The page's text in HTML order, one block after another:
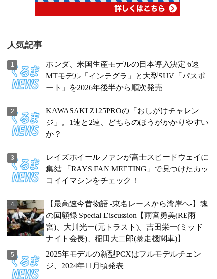
人気記事
ホンダ、米国生産モデルの日本導入決定 6速
MTモデル「インテグラ」と大型SUV「パスポ
ート」を2026年後半から順次発売
KAWASAKI Z125PROの「おしがけチャレン
ジ」。1速と2速、どちらのほうがかかりやすい
か？
レイズホイールファンが富士スピードウェイに
集結 「RAYS FAN MEETING」で見つけたカッ
コイイマシンをチェック！
【最高速今昔物語 -東名レースから湾岸へ-】魂
の回顧録 Special Discussion【雨宮勇美(RE雨
宮)、大川光一(元トラスト)、吉田栄一(ミッド
ナイト会長)、稲田大二郎(暴走機関車)】
2025年モデルの新型PCXはフルモデルチェン
ジ、2024年11月頃発表